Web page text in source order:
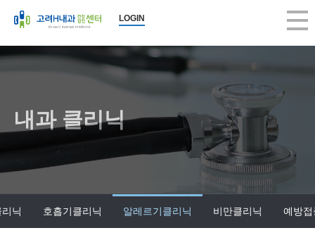
LOGIN
내과 클리닉
닉 호흡기클리닉 알레르기클리닉 비만클리닉 예방